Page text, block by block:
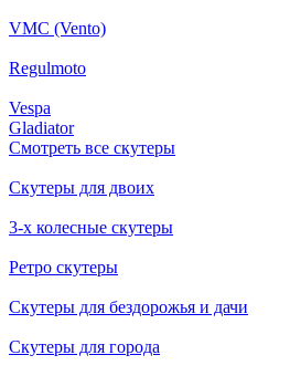
VMC (Vento)
Regulmoto
Vespa
Gladiator
Смотреть все скутеры
Скутеры для двоих
3-х колесные скутеры
Ретро скутеры
Скутеры для бездорожья и дачи
Скутеры для города